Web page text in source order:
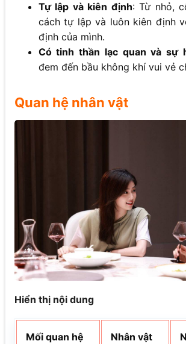
Tự lập và kiên định: Từ nhỏ,
cách tự lập và luôn kiên định
định của mình.
Có tinh thần lạc quan và sự
đem đến bầu không khí vui vẻ
Quan hệ nhân vật
Hiển thị nội dung
Mối quan hệ Nhân vật